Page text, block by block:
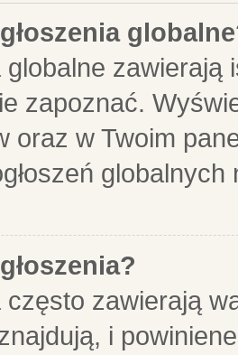
globalne
zapoznać.
oraz w Twoim
często zawierają
i